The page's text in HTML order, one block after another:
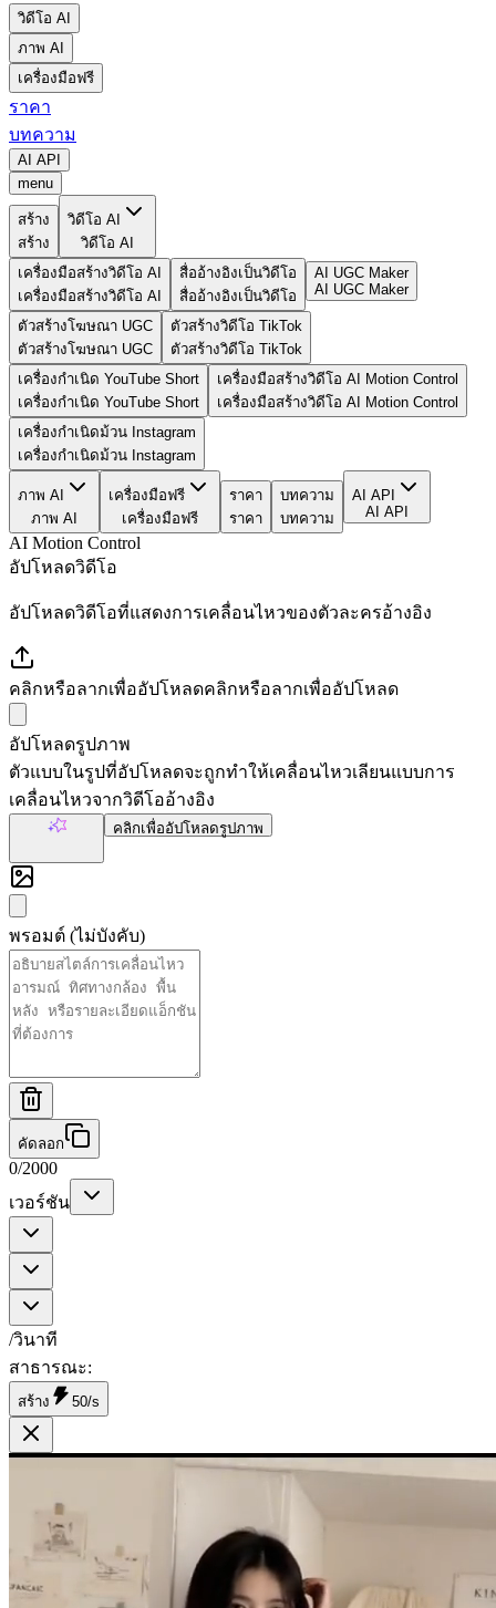
วิดีโอ AI
ภาพ AI
เครื่องมือฟรี
ราคา
บทความ
AI API
menu
สร้าง
สร้าง
วิดีโอ AI
วิดีโอ AI
เครื่องมือสร้างวิดีโอ AI
เครื่องมือสร้างวิดีโอ AI
สื่ออ้างอิงเป็นวิดีโอ
สื่ออ้างอิงเป็นวิดีโอ
AI UGC Maker
AI UGC Maker
ตัวสร้างโฆษณา UGC
ตัวสร้างโฆษณา UGC
ตัวสร้างวิดีโอ TikTok
ตัวสร้างวิดีโอ TikTok
เครื่องกำเนิด YouTube Short
เครื่องกำเนิด YouTube Short
เครื่องมือสร้างวิดีโอ AI Motion Control
เครื่องมือสร้างวิดีโอ AI Motion Control
เครื่องกำเนิดม้วน Instagram
เครื่องกำเนิดม้วน Instagram
ภาพ AI
ภาพ AI
เครื่องมือฟรี
เครื่องมือฟรี
ราคา
ราคา
บทความ
บทความ
AI API
AI API
AI Motion Control
อัปโหลดวิดีโอ
อัปโหลดวิดีโอที่แสดงการเคลื่อนไหวของตัวละครอ้างอิง
คลิกหรือลากเพื่ออัปโหลดคลิกหรือลากเพื่ออัปโหลด
อัปโหลดรูปภาพ
ตัวแบบในรูปที่อัปโหลดจะถูกทำให้เคลื่อนไหวเลียนแบบการ
เคลื่อนไหวจากวิดีโออ้างอิง
คลิกเพื่ออัปโหลดรูปภาพ
พรอมต์ (ไม่บังคับ)
คัดลอก
0/2000
เวอร์ชัน
/วินาที
สาธารณะ:
สร้าง 50/s